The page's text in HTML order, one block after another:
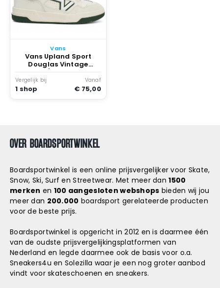
Vans
Vans Upland Sport
Douglas Vintage
Sport/douglas Fir
Vergelijk bij
1 shop
Vanaf
€ 75,00
OVER BOARDSPORTWINKEL
Boardsportwinkel is een online prijsvergelijker voor Skate,
Snow, Ski, Surf en Streetwear. Met meer dan1500
merken en 100 aangesloten webshops bieden wij jou
meer dan 200.000 boardsport gerelateerde producten
voor de beste prijs.
Boardsportwinkel is opgericht in 2012 en is daarmee één
van de oudste prijsvergelijkingsplatformen van
Nederland en legde daarmee ook de basis voor o.a.
Sneakers4u en Solezilla waar je een nog groter aanbod
vindt voor skateschoenen en sneakers.